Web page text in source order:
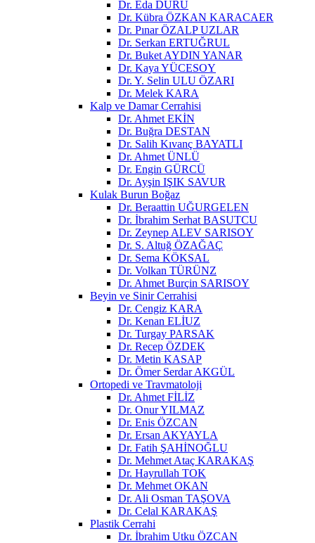
Dr. Eda DURU
Dr. Kübra ÖZKAN KARACAER
Dr. Pınar ÖZALP UZLAR
Dr. Serkan ERTUĞRUL
Dr. Buket AYDIN YANAR
Dr. Kaya YÜCESOY
Dr. Y. Selin ULU ÖZARI
Dr. Melek KARA
Kalp ve Damar Cerrahisi
Dr. Ahmet EKİN
Dr. Buğra DESTAN
Dr. Salih Kıvanç BAYATLI
Dr. Ahmet ÜNLÜ
Dr. Engin GÜRCÜ
Dr. Ayşin IŞIK SAVUR
Kulak Burun Boğaz
Dr. Beraattin UĞURGELEN
Dr. İbrahim Serhat BASUTCU
Dr. Zeynep ALEV SARISOY
Dr. S. Altuğ ÖZAĞAÇ
Dr. Sema KÖKSAL
Dr. Volkan TÜRÜNZ
Dr. Ahmet Burçin SARISOY
Beyin ve Sinir Cerrahisi
Dr. Cengiz KARA
Dr. Kenan ELİUZ
Dr. Turgay PARSAK
Dr. Recep ÖZDEK
Dr. Metin KASAP
Dr. Ömer Serdar AKGÜL
Ortopedi ve Travmatoloji
Dr. Ahmet FİLİZ
Dr. Onur YILMAZ
Dr. Enis ÖZCAN
Dr. Ersan AKYAYLA
Dr. Fatih ŞAHİNOĞLU
Dr. Mehmet Ataç KARAKAŞ
Dr. Hayrullah TOK
Dr. Mehmet OKAN
Dr. Ali Osman TAŞOVA
Dr. Celal KARAKAŞ
Plastik Cerrahi
Dr. İbrahim Utku ÖZCAN